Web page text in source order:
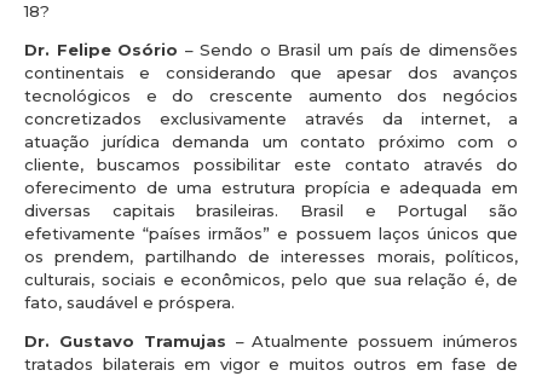
18?
Dr. Felipe Osório – Sendo o Brasil um país de dimensões
continentais e considerando que apesar dos avanços
tecnológicos e do crescente aumento dos negócios
concretizados exclusivamente através da internet, a
atuação jurídica demanda um contato próximo com o
cliente, buscamos possibilitar este contato através do
oferecimento de uma estrutura propícia e adequada em
diversas capitais brasileiras. Brasil e Portugal são
efetivamente “países irmãos” e possuem laços únicos que
os prendem, partilhando de interesses morais, políticos,
culturais, sociais e econômicos, pelo que sua relação é, de
fato, saudável e próspera.
Dr. Gustavo Tramujas – Atualmente possuem inúmeros
tratados bilaterais em vigor e muitos outros em fase de